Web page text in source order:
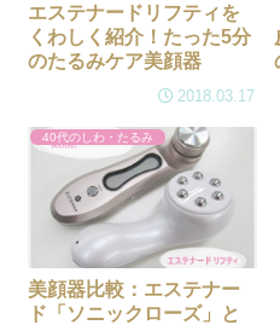
エステナードリフティを
くわしく紹介！たった5分
のたるみケア美顔器
2018.03.17
40代のしわ・たるみ
美顔器比較：エステナー
ド「ソニックローズ」と